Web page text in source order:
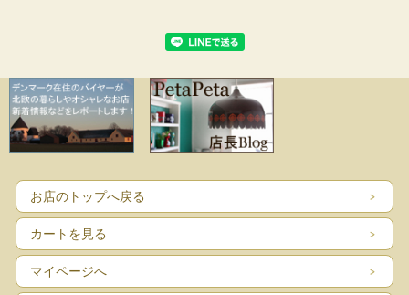
お店のトップへ戻る
カートを見る
マイページへ